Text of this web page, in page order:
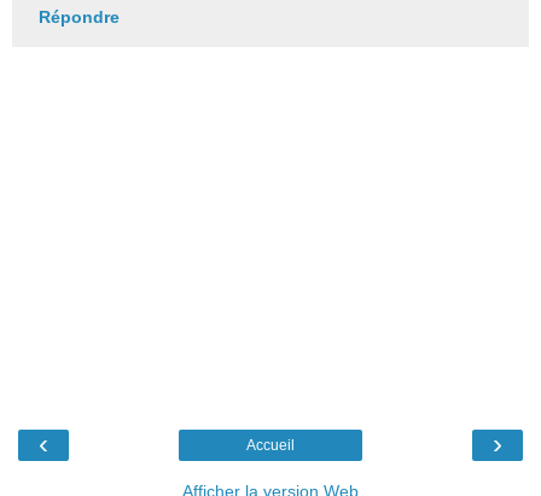
Répondre
‹ ›
Accueil
Afficher la version Web